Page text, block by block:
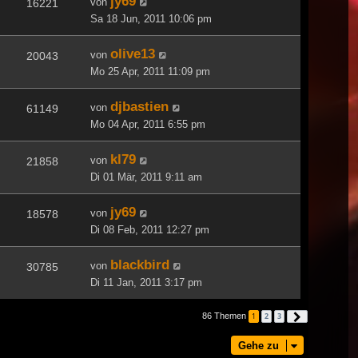
16221
Sa 18 Jun, 2011 10:06 pm
20043 von olive13
Mo 25 Apr, 2011 11:09 pm
61149 von djbastien
Mo 04 Apr, 2011 6:55 pm
21858 von kl79
Di 01 Mär, 2011 9:11 am
18578 von jy69
Di 08 Feb, 2011 12:27 pm
30785 von blackbird
Di 11 Jan, 2011 3:17 pm
86 Themen 1 2 3
Gehe zu